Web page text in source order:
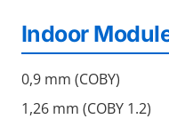
Indoor
0,9 mm (COBY)
1,26 mm (COBY 1.2)